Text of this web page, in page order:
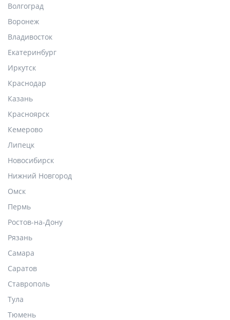
Волгоград
Воронеж
Владивосток
Екатеринбург
Иркутск
Краснодар
Казань
Красноярск
Кемерово
Липецк
Новосибирск
Нижний Новгород
Омск
Пермь
Ростов-на-Дону
Рязань
Самара
Саратов
Ставрополь
Тула
Тюмень